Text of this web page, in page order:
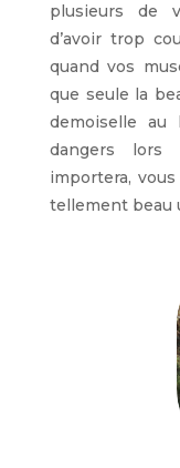
plusieurs de
d’avoir trop
quand vos
que seule la
demoiselle
dangers lors
importera,
tellement beau